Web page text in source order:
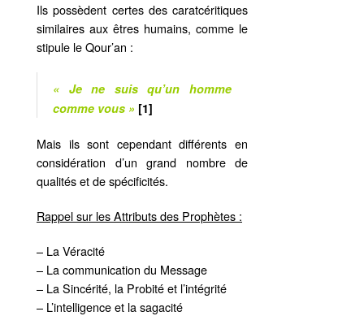
Ils possèdent certes des caratcéritiques
similaires aux êtres humains, comme le
stipule le Qour’an :
« Je ne suis qu’un homme
comme vous » [1]
Mais ils sont cependant différents en
considération d’un grand nombre de
qualités et de spécificités.
Rappel sur les Attributs des Prophètes :
– La Véracité
– La communication du Message
– La Sincérité, la Probité et l’intégrité
– L’intelligence et la sagacité